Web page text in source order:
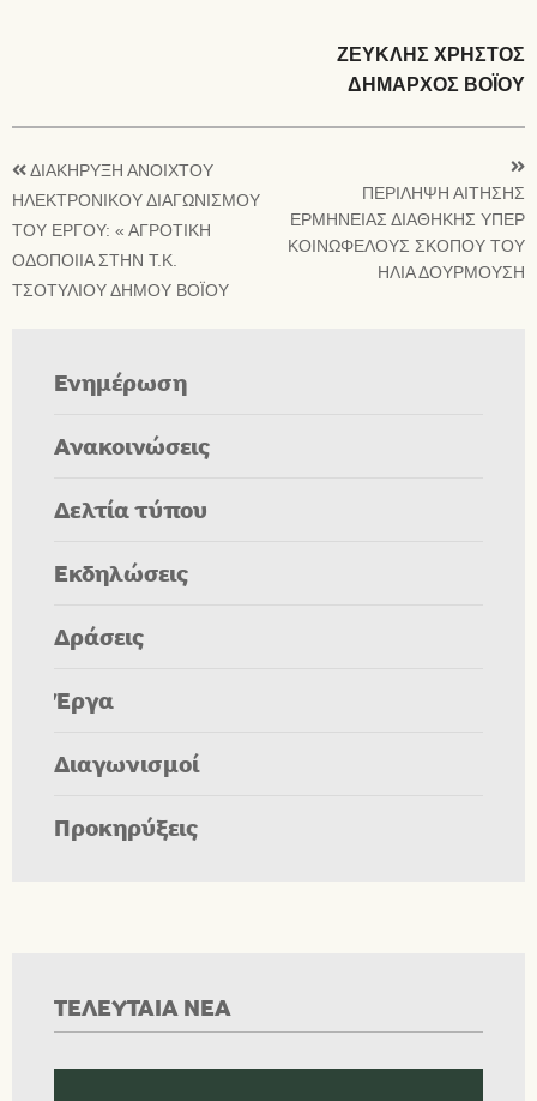
ΖΕΥΚΛΗΣ ΧΡΗΣΤΟΣ
ΔΗΜΑΡΧΟΣ ΒΟΪΟΥ
ΔΙΑΚΗΡΥΞΗ ΑΝΟΙΧΤΟΥ
ΗΛΕΚΤΡΟΝΙΚΟΥ ΔΙΑΓΩΝΙΣΜΟΥ
ΤΟΥ ΕΡΓΟΥ: « ΑΓΡΟΤΙΚΗ
ΟΔΟΠΟΙΙΑ ΣΤΗΝ Τ.Κ.
ΤΣΟΤΥΛΙΟΥ ΔΗΜΟΥ ΒΟΪΟΥ
ΠΕΡΙΛΗΨΗ ΑΙΤΗΣΗΣ
ΕΡΜΗΝΕΙΑΣ ΔΙΑΘΗΚΗΣ ΥΠΕΡ
ΚΟΙΝΩΦΕΛΟΥΣ ΣΚΟΠΟΥ ΤΟΥ
ΗΛΙΑ ΔΟΥΡΜΟΥΣΗ
Ενημέρωση
Ανακοινώσεις
Δελτία τύπου
Εκδηλώσεις
Δράσεις
Έργα
Διαγωνισμοί
Προκηρύξεις
ΤΕΛΕΥΤΑΙΑ ΝΕΑ